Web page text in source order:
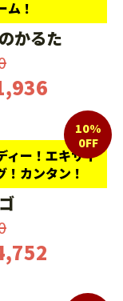
ム！
かるた
ィー！エキサイ
！カンタン！
10%
0FF